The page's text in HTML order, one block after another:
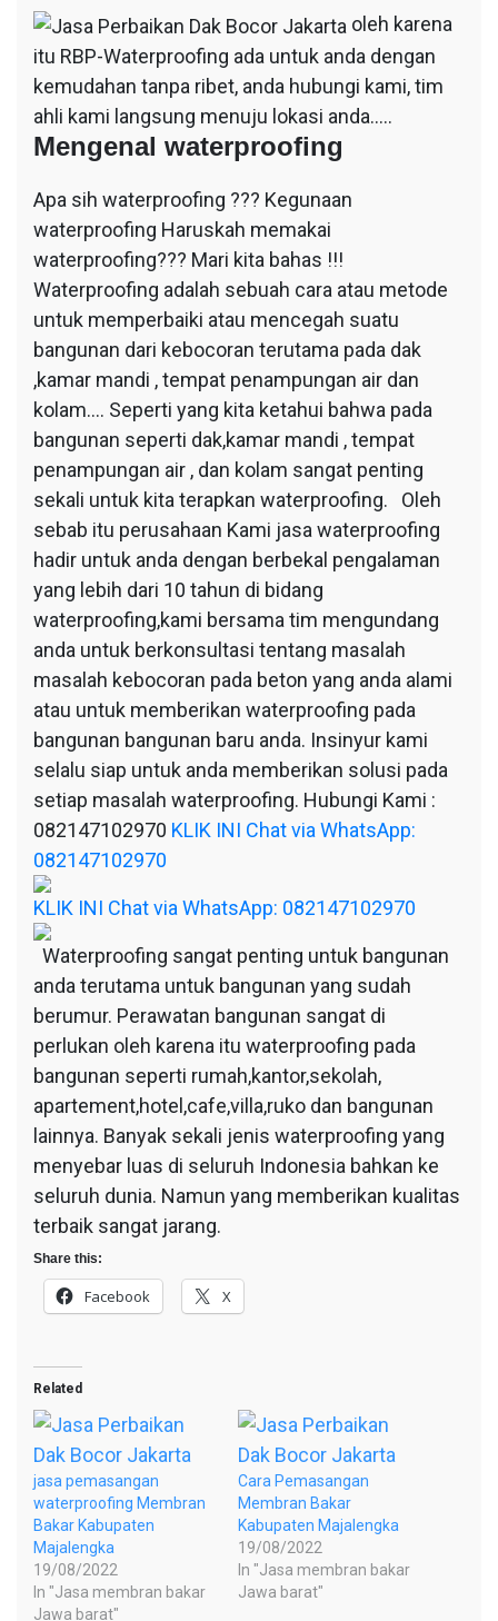
oleh karena
itu RBP-Waterproofing ada untuk anda dengan
kemudahan tanpa ribet, anda hubungi kami, tim
ahli kami langsung menuju lokasi anda…..
Mengenal waterproofing
Apa sih waterproofing ??? Kegunaan
waterproofing Haruskah memakai
waterproofing??? Mari kita bahas !!!
Waterproofing adalah sebuah cara atau metode
untuk memperbaiki atau mencegah suatu
bangunan dari kebocoran terutama pada dak
,kamar mandi , tempat penampungan air dan
kolam…. Seperti yang kita ketahui bahwa pada
bangunan seperti dak,kamar mandi , tempat
penampungan air , dan kolam sangat penting
sekali untuk kita terapkan waterproofing. Oleh
sebab itu perusahaan Kami jasa waterproofing
hadir untuk anda dengan berbekal pengalaman
yang lebih dari 10 tahun di bidang
waterproofing,kami bersama tim mengundang
anda untuk berkonsultasi tentang masalah
masalah kebocoran pada beton yang anda alami
atau untuk memberikan waterproofing pada
bangunan bangunan baru anda. Insinyur kami
selalu siap untuk anda memberikan solusi pada
setiap masalah waterproofing. Hubungi Kami :
082147102970 KLIK INI Chat via WhatsApp:
082147102970
KLIK INI Chat via WhatsApp: 082147102970
Waterproofing sangat penting untuk bangunan
anda terutama untuk bangunan yang sudah
berumur. Perawatan bangunan sangat di
perlukan oleh karena itu waterproofing pada
bangunan seperti rumah,kantor,sekolah,
apartement,hotel,cafe,villa,ruko dan bangunan
lainnya. Banyak sekali jenis waterproofing yang
menyebar luas di seluruh Indonesia bahkan ke
seluruh dunia. Namun yang memberikan kualitas
terbaik sangat jarang.
Share this:
Facebook X
Related
jasa pemasangan
waterproofing Membran
Bakar Kabupaten
Majalengka
19/08/2022
In "Jasa membran bakar
Jawa barat"
Cara Pemasangan
Membran Bakar
Kabupaten Majalengka
19/08/2022
In "Jasa membran bakar
Jawa barat"